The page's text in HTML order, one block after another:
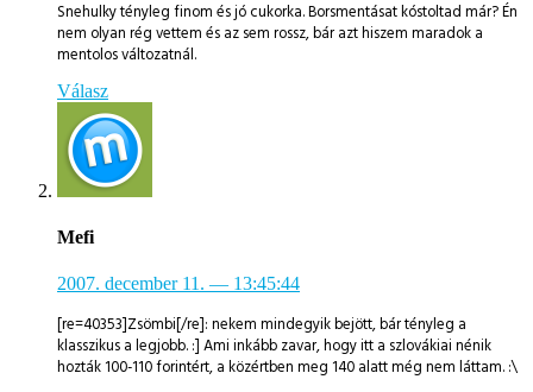
Snehulky tényleg finom és jó cukorka. Borsmentásat kóstoltad már? Én
nem olyan rég vettem és az sem rossz, bár azt hiszem maradok a
mentolos változatnál.
Válasz
Mefi
2007. december 11. — 13:45:44
[re=40353]Zsömbi[/re]: nekem mindegyik bejött, bár tényleg a
klasszikus a legjobb. :] Ami inkább zavar, hogy itt a szlovákiai nénik
hozták 100-110 forintért, a közértben meg 140 alatt még nem láttam. :\